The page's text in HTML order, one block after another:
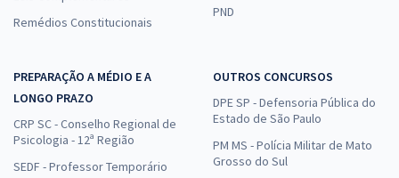
Remédios Constitucionais
PND
PREPARAÇÃO A MÉDIO E A
LONGO PRAZO
CRP SC - Conselho Regional de
Psicologia - 12ª Região
SEDF - Professor Temporário
OUTROS CONCURSOS
DPE SP - Defensoria Pública do
Estado de São Paulo
PM MS - Polícia Militar de Mato
Grosso do Sul